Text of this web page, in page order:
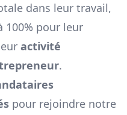
dans leur travail,
100% pour leur
activité
.
pour rejoindre notre